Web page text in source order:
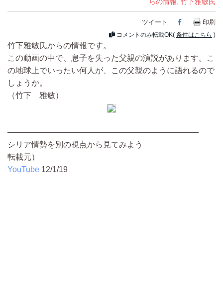
らの情報, 竹下雅敏氏
ツイート Facebook
印刷
コメントのみ転載OK( 条件はこちら )
竹下雅敏氏からの情報です。
この動画の中で、息子を失った父親の演説があります。こ
の地球上でいったい何人が、この父親のように語れるので
しょうか。
（竹下 雅敏）
————————————————————————
シリア情勢を別の視点から見てみよう
転載元）
YouTube 12/1/19